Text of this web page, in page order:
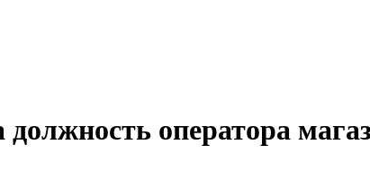
должность оператора